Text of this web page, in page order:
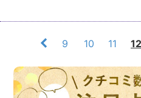
9 10 11 12